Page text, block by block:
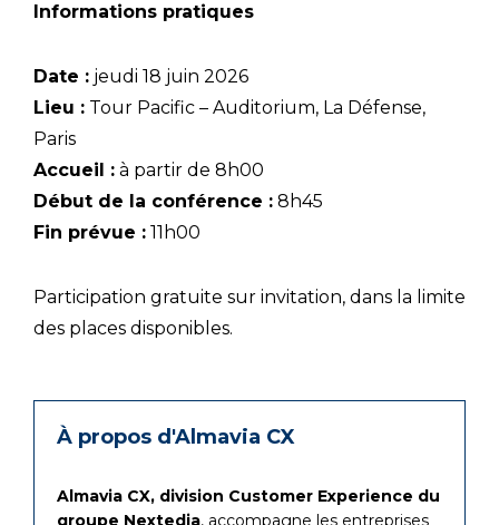
Informations pratiques
Date : jeudi 18 juin 2026
Lieu : Tour Pacific – Auditorium, La Défense,
Paris
Accueil : à partir de 8h00
Début de la conférence : 8h45
Fin prévue : 11h00
Participation gratuite sur invitation, dans la limite
des places disponibles.
À propos d'Almavia CX
Almavia CX, division Customer Experience du
groupe Nextedia, accompagne les entreprises